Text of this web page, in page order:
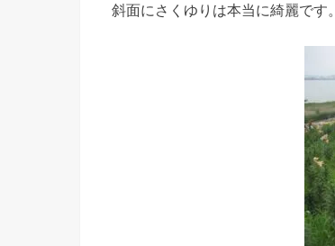
斜面にさくゆりは本当に綺麗です。